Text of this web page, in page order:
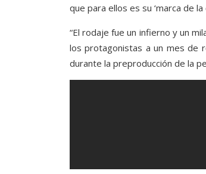
que para ellos es su ‘marca de
“El rodaje fue un infierno y un
los protagonistas a un mes de
durante la preproducción de la